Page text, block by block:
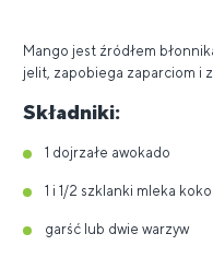
Mango jest źródłem
jelit, zapobiega zaparciom i
Składniki:
1 dojrzałe awokado
1 i 1/2 szklanki mleka
garść lub dwie warzyw